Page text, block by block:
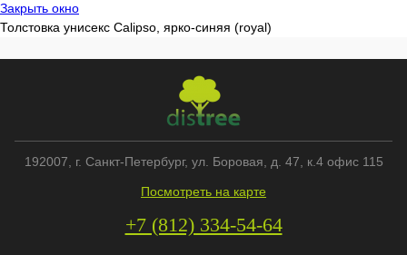
Закрыть окно
Толстовка унисекс Calipso, ярко-синяя (royal)
192007 , г. Санкт-Петербург, ул. Боровая, д. 47, к.4 офис 115
Посмотреть на карте
+7 (812) 334-54-64